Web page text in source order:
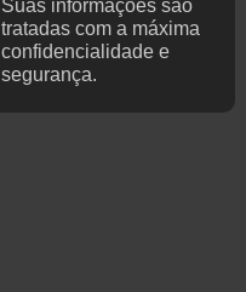
palcos
Suas informações são
tratadas com a máxima
confidencialidade e
segurança.